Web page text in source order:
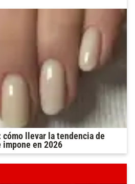
llevar la tendencia de
impone en 2026